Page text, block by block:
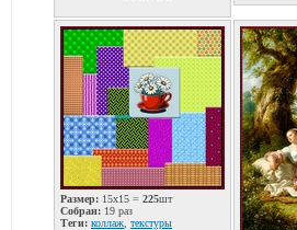
Размер: 15x15 = 225шт
Собран: 19 раз
Теги: коллаж текстуры